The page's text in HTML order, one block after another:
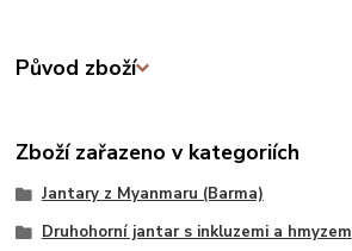
Původ zboží
Zboží zařazeno v kategoriích
Jantary z Myanmaru (Barma)
Druhohorní jantar s inkluzemi a hmyzem